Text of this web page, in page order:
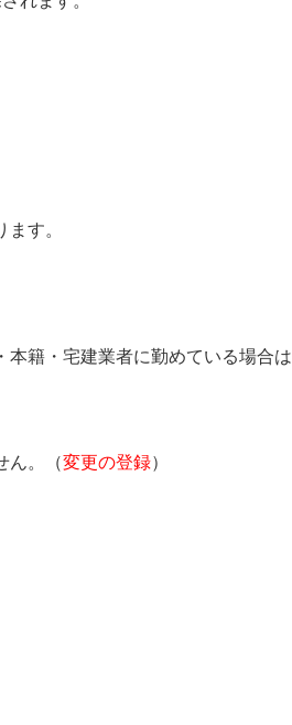
す。
籍・宅建業者に勤めている場合は
ん。（変更の登録）